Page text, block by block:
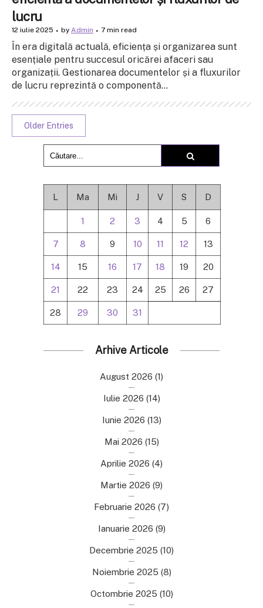
lucru
12 iulie 2025 by Admin 7 min read
În era digitală actuală, eficiența și organizarea sunt
esențiale pentru succesul oricărei afaceri sau
organizații. Gestionarea documentelor și a fluxurilor
de lucru reprezintă o componentă...
Older Entries
L Ma Mi J V S D
1 2 3 4 5 6
7 8 9 10 11 12 13
14 15 16 17 18 19 20
21 22 23 24 25 26 27
28 29 30 31
Arhive Articole
August 2026 (1)
Iulie 2026 (14)
Iunie 2026 (13)
Mai 2026 (15)
Aprilie 2026 (4)
Martie 2026 (9)
Februarie 2026 (7)
Ianuarie 2026 (9)
Decembrie 2025 (10)
Noiembrie 2025 (8)
Octombrie 2025 (10)